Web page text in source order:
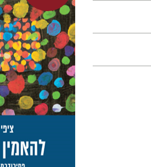
ציפי סידר
טלי סידר
$42